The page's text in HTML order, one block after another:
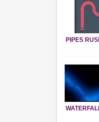
PIPES